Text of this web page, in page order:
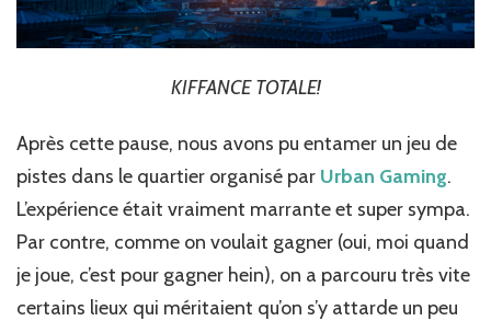
KIFFANCE TOTALE!
Après cette pause, nous avons pu entamer un jeu de
pistes dans le quartier organisé par Urban Gaming.
L’expérience était vraiment marrante et super sympa.
Par contre, comme on voulait gagner (oui, moi quand
je joue, c’est pour gagner hein), on a parcouru très vite
certains lieux qui méritaient qu’on s’y attarde un peu